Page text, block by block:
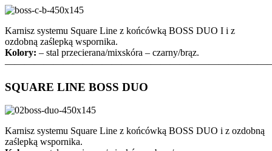
Karnisz systemu Square Line z końcówką BOSS DUO I i z
ozdobną zaślepką wspornika.
Kolory: – stal przecierana/mixskóra – czarny/brąz.
SQUARE LINE BOSS DUO
Karnisz systemu Square Line z końcówką BOSS DUO i z ozdobną
zaślepką wspornika.